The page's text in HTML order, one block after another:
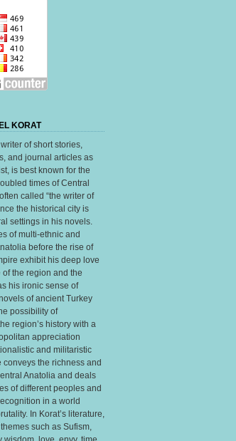
KORAT
of short stories,
and journal articles as
is best known for the
times of Central
called “the writer of
the historical city is
settings in his novels.
of multi-ethnic and
before the rise of
exhibit his deep love
the region and the
his ironic sense of
of ancient Turkey
possibility of
region’s history with a
appreciation
and militaristic
conveys the richness and
Anatolia and deals
of different peoples and
in a world
In Korat’s literature,
such as Sufism,